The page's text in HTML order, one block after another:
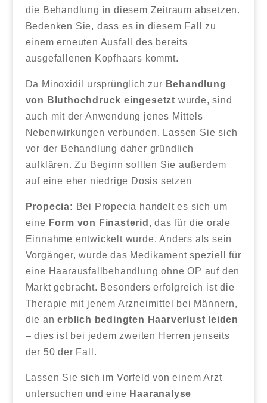
die Behandlung in diesem Zeitraum absetzen.
Bedenken Sie, dass es in diesem Fall zu
einem erneuten Ausfall des bereits
ausgefallenen Kopfhaars kommt.
Da Minoxidil ursprünglich zur Behandlung
von Bluthochdruck eingesetzt wurde, sind
auch mit der Anwendung jenes Mittels
Nebenwirkungen verbunden. Lassen Sie sich
vor der Behandlung daher gründlich
aufklären. Zu Beginn sollten Sie außerdem
auf eine eher niedrige Dosis setzen
Propecia: Bei Propecia handelt es sich um
eine Form von Finasterid , das für die orale
Einnahme entwickelt wurde. Anders als sein
Vorgänger, wurde das Medikament speziell für
eine Haarausfallbehandlung ohne OP auf den
Markt gebracht. Besonders erfolgreich ist die
Therapie mit jenem Arzneimittel bei Männern,
die anerblich bedingten Haarverlust leiden
– dies ist bei jedem zweiten Herren jenseits
der 50 der Fall.
Lassen Sie sich im Vorfeld von einem Arzt
untersuchen und eine Haaranalyse